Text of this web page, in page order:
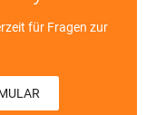
für Fragen zur